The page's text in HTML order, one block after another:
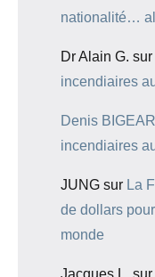
nationalité…
Dr Alain G. sur
incendiaires
Denis
incendiaires
JUNG sur La
de dollars
monde
Jacques L. sur